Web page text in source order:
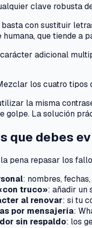
clave robusta
basta con sustituir
que tiende a
adicional
los cuatro tipos
la misma
golpe. La solución
que debes
pena repasar los
: nombres,
truco»: añadir un
al renovar: si tu
por mensajería:
sin respaldo: los